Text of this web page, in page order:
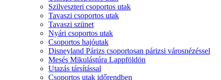
Szilveszteri csoportos utak
Tavaszi csoportos utak
Tavaszi szünet
Nyári csoportos utak
Csoportos hajóutak
Disneyland Párizs csoportosan párizsi városnézéssel
Mesés Mikulástúra Lappföldön
Utazás társítással
Csoportos utak időrendben